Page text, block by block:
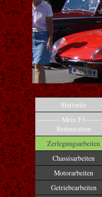
Startseite
----------Mein
Restauration
Zerlegungsarbeiten
Chassisarbeiten
Motorarbeiten
Getriebearbeiten